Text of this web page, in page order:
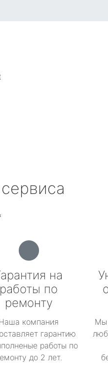
на
работы по
ремонту
компания
гарантию
работы по
до 2 лет.
Мы